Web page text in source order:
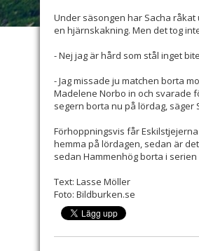
Under säsongen har Sacha
en hjärnskakning. Men det tog
- Nej jag är hård som stål inget
- Jag missade ju matchen borta
Madelene Norbo in och svarade
segern borta nu på lördag, säger
Förhoppningsvis får
hemma på lördagen, sedan är
sedan Hammenhög borta i
Text: Lasse Möller
Foto: Bildburken.se